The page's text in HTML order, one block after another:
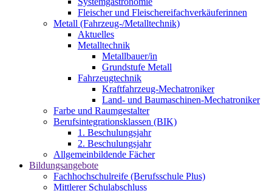
Fleischer und Fleischereifachverkäuferinnen
Metall (Fahrzeug-/Metalltechnik)
Aktuelles
Metalltechnik
Metallbauer/in
Grundstufe Metall
Fahrzeugtechnik
Kraftfahrzeug-Mechatroniker
Land- und Baumaschinen-Mechatroniker
Farbe und Raumgestalter
Berufsintegrationsklassen (BIK)
1. Beschulungsjahr
2. Beschulungsjahr
Allgemeinbildende Fächer
Bildungsangebote
Fachhochschulreife (Berufsschule Plus)
Mittlerer Schulabschluss